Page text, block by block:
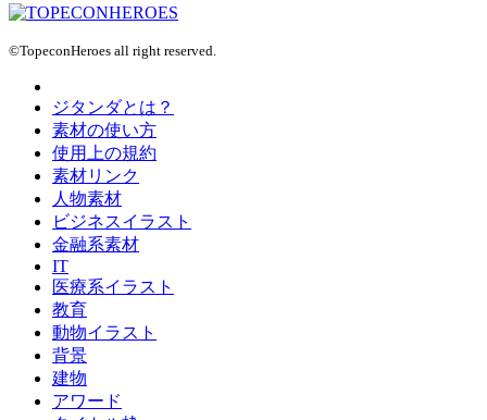
©TopeconHeroes all right reserved.
ジタンダとは？
素材の使い方
使用上の規約
素材リンク
人物素材
ビジネスイラスト
金融系素材
IT
医療系イラスト
教育
動物イラスト
背景
建物
アワード